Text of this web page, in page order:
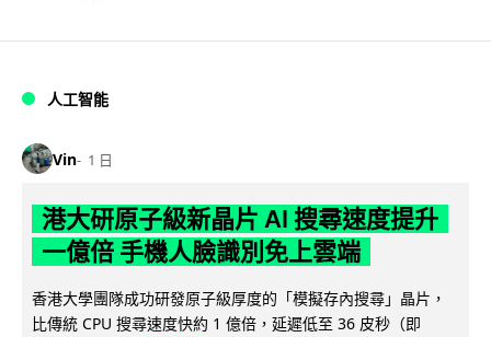
人工智能
Vin 1 日
港大研原子級新晶片 AI 搜尋速度提升
一億倍 手機人臉識別免上雲端
香港大學團隊成功研發原子級厚度的「模擬存內搜尋」晶片，
比傳統 CPU 搜尋速度快約 1 億倍，延遲低至 36 皮秒（即